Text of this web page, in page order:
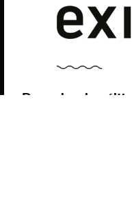
Descubre las
development byInfmedia
Utilizamos cookies para
nuestra web.
Puedes aprender más